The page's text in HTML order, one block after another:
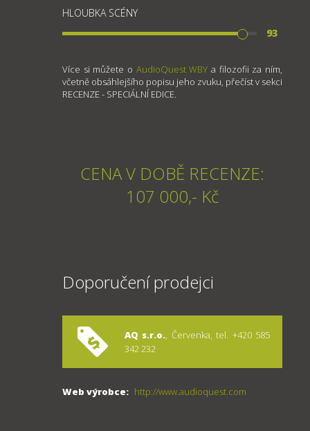
HLOUBKA SCÉNY
93
Více si můžete o AudioQuest WBY a filozofii za ním,
včetně obsáhlejšího popisu jeho zvuku, přečíst v sekci
RECENZE - SPECIÁLNÍ EDICE.
CENA V DOBĚ RECENZE:
107 000,- Kč
Doporučení prodejci
AQ s.r.o., Červenka, tel. +420 585
342 232
Web výrobce: http://www.audioquest.com